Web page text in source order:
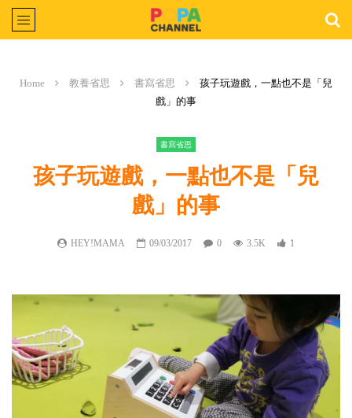
Home 教養省思 書寫省思
孩子玩遊戲，一點也不是「兒
戲」的事
書寫省思
孩子玩遊戲，一點也不是「兒
戲」的事
HEY!MAMA 09/03/2017 0 3.5K 1